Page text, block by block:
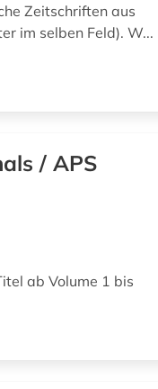
Zeitschriften aus
im selben Feld). W...
/ APS
ab Volume 1 bis